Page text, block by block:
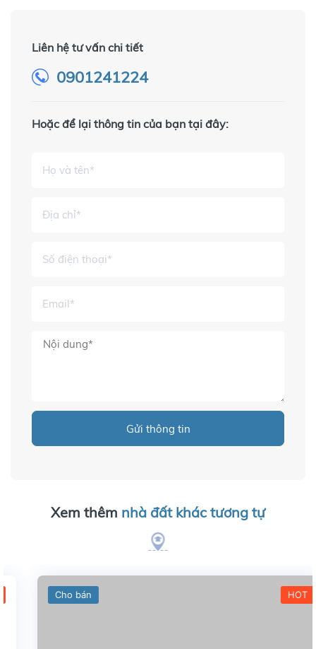
Liên hệ tư vấn chi tiết
0901241224
Hoặc để lại thông tin của bạn tại đây:
Gửi thông tin
Xem thêm nhà đất khác tương tự
Cho bán